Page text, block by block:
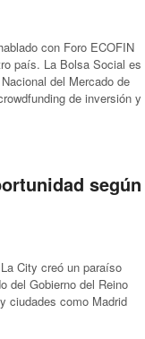
con Foro ECOFIN
país. La Bolsa Social es
del Mercado de
de inversión y
según
City creó un paraíso
del Gobierno del Reino
ciudades como Madrid